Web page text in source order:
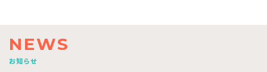
NEWS
お知らせ